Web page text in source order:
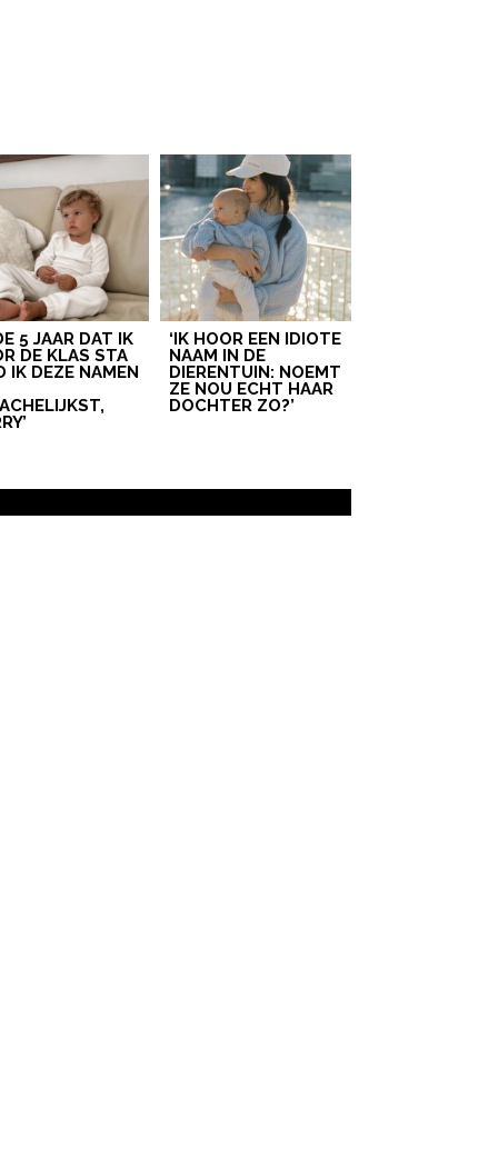
5 JAAR DAT IK
DE KLAS STA
IK DEZE NAMEN
‘IK HOOR EEN IDIOTE
NAAM IN DE
DIERENTUIN: NOEMT
ZE NOU ECHT HAAR
DOCHTER ZO?’